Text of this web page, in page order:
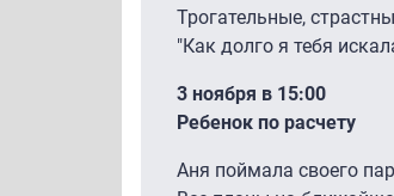
Трогательные,
"Как долго я тебя
3 ноября в 15:00
Ребенок по расчету
Аня поймала своего